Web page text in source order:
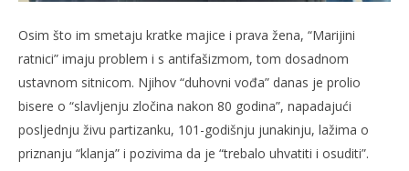
Osim što im smetaju kratke majice i prava žena, “Marijini
ratnici” imaju problem i s antifašizmom, tom dosadnom
ustavnom sitnicom. Njihov “duhovni vođa” danas je prolio
bisere o “slavljenju zločina nakon 80 godina”, napadajući
posljednju živu partizanku, 101-godišnju junakinju, lažima o
priznanju “klanja” i pozivima da je “trebalo uhvatiti i osuditi”.